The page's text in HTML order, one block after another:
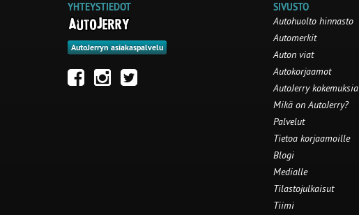
YHTEYSTIEDOT
AutoJerryn asiakaspalvelu
SIVUSTO
Autohuolto hinnasto
Automerkit
Auton viat
Autokorjaamot
AutoJerry kokemuksia
Mikä on AutoJerry?
Palvelut
Tietoa korjaamoille
Blogi
Medialle
Tilastojulkaisut
Tiimi